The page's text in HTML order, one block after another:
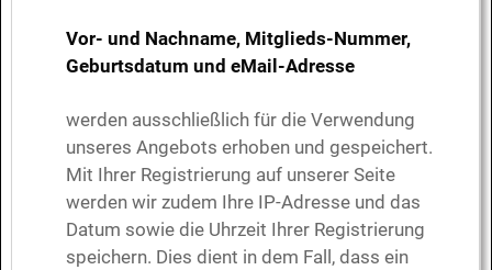
Vor- und Nachname, Mitglieds-Nummer,
Geburtsdatum und eMail-Adresse
werden ausschließlich für die Verwendung
unseres Angebots erhoben und gespeichert.
Mit Ihrer Registrierung auf unserer Seite
werden wir zudem Ihre IP-Adresse und das
Datum sowie die Uhrzeit Ihrer Registrierung
speichern. Dies dient in dem Fall, dass ein